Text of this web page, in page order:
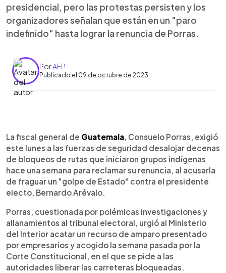
presidencial, pero las protestas persisten y los
organizadores señalan que están en un "paro
indefinido" hasta lograr la renuncia de Porras.
PorAFP
Publicado el 09 de octubre de 2023
► Escuchar artículo
La fiscal general de Guatemala , Consuelo Porras, exigió
este lunes a las fuerzas de seguridad desalojar decenas
de bloqueos de rutas que iniciaron grupos indígenas
hace una semana para reclamar su renuncia, al acusarla
de fraguar un "golpe de Estado" contra el presidente
electo, Bernardo Arévalo.
Porras, cuestionada por polémicas investigaciones y
allanamientos al tribunal electoral, urgió al Ministerio
del Interior acatar un recurso de amparo presentado
por empresarios y acogido la semana pasada por la
Corte Constitucional, en el que se pide a las
autoridades liberar las carreteras bloqueadas.